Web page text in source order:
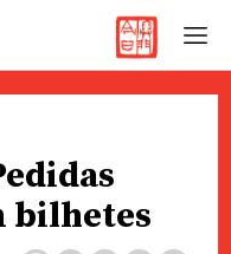
bilhetes